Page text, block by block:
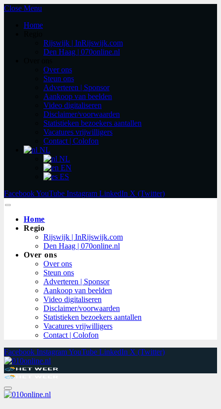
Close Menu
Home
Rijswijk | InRijswijk.com
Den Haag | 070online.nl
Over ons
Steun ons
Adverteren | Sponsor
Aankoop van beelden
Video digitaliseren
Disclaimer/voorwaarden
Statistieken bezoekers aantallen
Vacatures vrijwilligers
Contact | Colofon
NL
NL
EN
ES
FacebookYouTube Instagram LinkedIn X (Twitter)
Home
Regio
Rijswijk | InRijswijk.com
Den Haag | 070online.nl
Over ons
Over ons
Steun ons
Adverteren | Sponsor
Aankoop van beelden
Video digitaliseren
Disclaimer/voorwaarden
Statistieken bezoekers aantallen
Vacatures vrijwilligers
Contact | Colofon
Facebook InstagramYouTube LinkedIn X (Twitter)